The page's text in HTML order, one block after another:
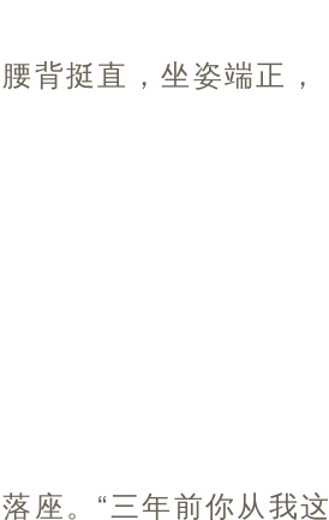
背挺直，坐姿端正，
座。“三年前你从我这